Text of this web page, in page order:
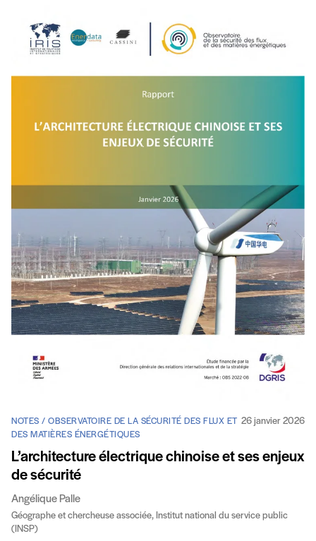
NOTES / OBSERVATOIRE DE LA SÉCURITÉ DES FLUX ET
DES MATIÈRES ÉNERGÉTIQUES
26 janvier 2026
L’architecture électrique chinoise et ses enjeux
de sécurité
Angélique Palle
Géographe et chercheuse associée, Institut national du service public
(INSP)